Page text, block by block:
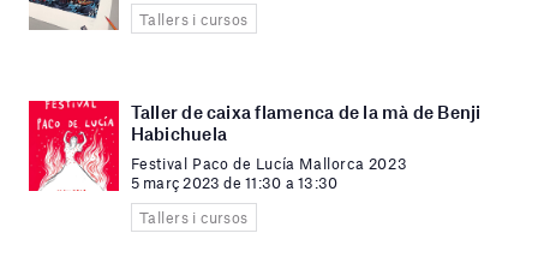
Tallers i cursos
Taller de caixa flamenca de la mà de Benji
Habichuela
Festival Paco de Lucía Mallorca 2023
5 març 2023 de 11:30 a 13:30
Tallers i cursos